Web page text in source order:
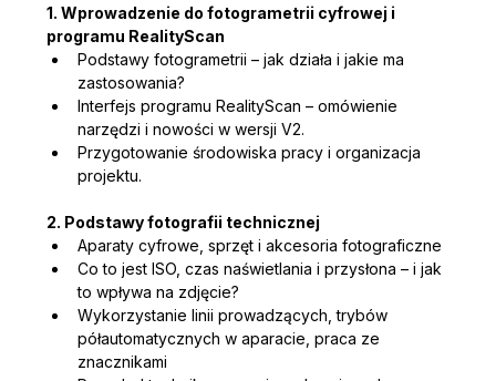
1. Wprowadzenie do fotogrametrii cyfrowej i
programu RealityScan
Podstawy fotogrametrii – jak działa i jakie ma
zastosowania?
Interfejs programu RealityScan – omówienie
narzędzi i nowości w wersji V2.
Przygotowanie środowiska pracy i organizacja
projektu.
2. Podstawy fotografii technicznej
Aparaty cyfrowe, sprzęt i akcesoria fotograficzne
Co to jest ISO, czas naświetlania i przysłona – i jak
to wpływa na zdjęcie?
Wykorzystanie linii prowadzących, trybów
półautomatycznych w aparacie, praca ze
znacznikami